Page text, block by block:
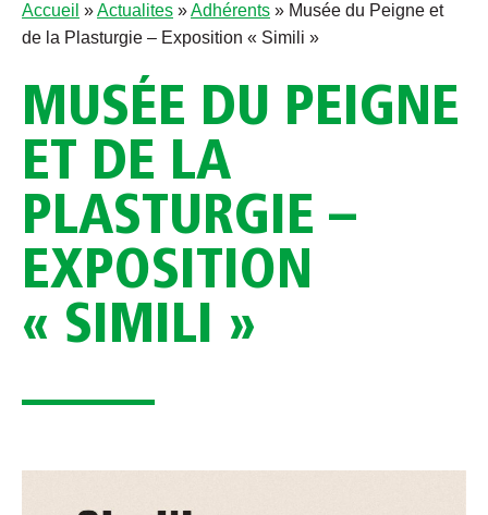
Accueil »Actualites »Adhérents » Musée du Peigne et
de la Plasturgie – Exposition « Simili »
MUSÉE DU PEIGNE
ET DE LA
PLASTURGIE –
EXPOSITION
« SIMILI »